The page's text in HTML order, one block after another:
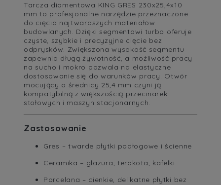
Tarcza diamentowa KING GRES 230x25,4x10
mm to profesjonalne narzędzie przeznaczone
do cięcia najtwardszych materiałów
budowlanych. Dzięki segmentowi turbo oferuje
czyste, szybkie i precyzyjne cięcie bez
odprysków. Zwiększona wysokość segmentu
zapewnia długą żywotność, a możliwość pracy
na sucho i mokro pozwala na elastyczne
dostosowanie się do warunków pracy. Otwór
mocujący o średnicy 25,4 mm czyni ją
kompatybilną z większością przecinarek
stołowych i maszyn stacjonarnych.
Zastosowanie
Gres – twarde płytki podłogowe i ścienne
Ceramika – glazura, terakota, kafelki
Porcelana – cienkie, delikatne płytki bez